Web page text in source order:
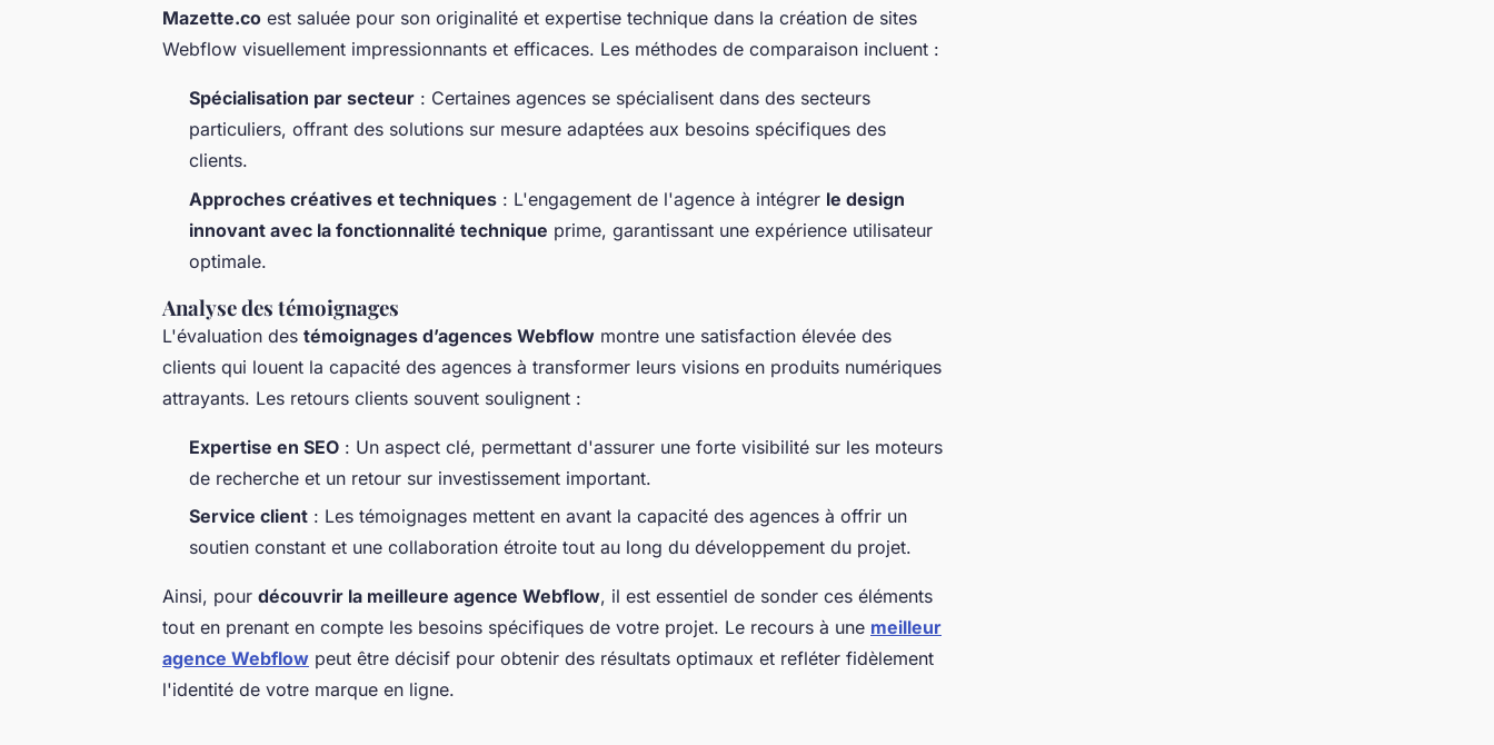
Mazette.co est saluée pour son originalité et expertise technique dans la création de sites
Webflow visuellement impressionnants et efficaces. Les méthodes de comparaison incluent :
Spécialisation par secteur : Certaines agences se spécialisent dans des secteurs
particuliers, offrant des solutions sur mesure adaptées aux besoins spécifiques des
clients.
Approches créatives et techniques : L'engagement de l'agence à intégrer le design
innovant avec la fonctionnalité technique prime, garantissant une expérience utilisateur
optimale.
Analyse des témoignages
L'évaluation des témoignages d’agences Webflow montre une satisfaction élevée des
clients qui louent la capacité des agences à transformer leurs visions en produits numériques
attrayants. Les retours clients souvent soulignent :
Expertise en SEO : Un aspect clé, permettant d'assurer une forte visibilité sur les moteurs
de recherche et un retour sur investissement important.
Service client : Les témoignages mettent en avant la capacité des agences à offrir un
soutien constant et une collaboration étroite tout au long du développement du projet.
Ainsi, pour découvrir la meilleure agence Webflow, il est essentiel de sonder ces éléments
tout en prenant en compte les besoins spécifiques de votre projet. Le recours à une meilleur
agence Webflow peut être décisif pour obtenir des résultats optimaux et refléter fidèlement
l'identité de votre marque en ligne.